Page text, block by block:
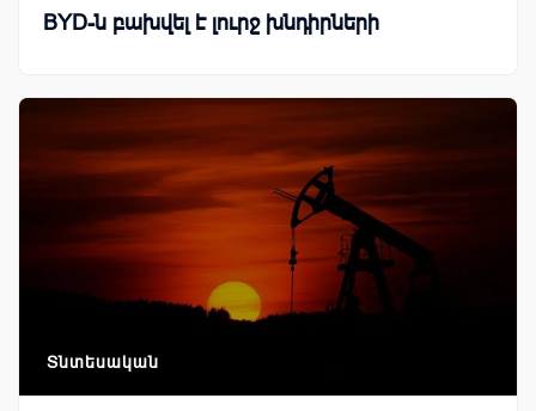
BYD-ն բախվել է լուրջ խնդիրների
Տնտեսական